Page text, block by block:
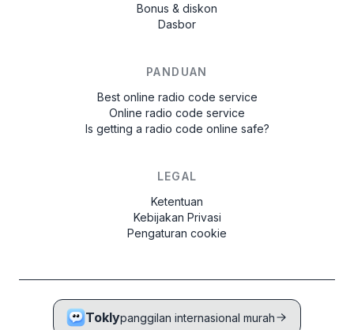
Bonus & diskon
Dasbor
PANDUAN
Best online radio code service
Online radio code service
Is getting a radio code online safe?
LEGAL
Ketentuan
Kebijakan Privasi
Pengaturan cookie
Toklypanggilan internasional murah